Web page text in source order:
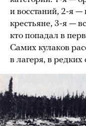
и восстаний, 2-я —
крестьяне, 3-я —
кто попадал в
Самих кулаков
в лагеря, в